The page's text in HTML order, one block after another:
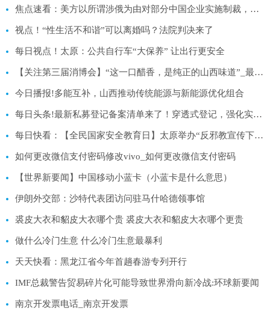
焦点速看：美方以所谓涉俄为由对部分中国企业实施制裁，商务部回应
视点！“性生活不和谐”可以离婚吗？法院判决来了
每日视点！太原：公共自行车“大保养” 让出行更安全
【关注第三届消博会】“这一口醋香，是纯正的山西味道”_最资讯
今日播报!多能互补，山西推动传统能源与新能源优化组合
每日头条!最新私募登记备案清单来了！穿透式登记，强化实控人管理
每日快看：【全民国家安全教育日】太原举办“反邪教宣传下基层入乡村”主题活动
如何更改微信支付密码修改vivo_如何更改微信支付密码
【世界新要闻】中国移动小蓝卡（小蓝卡是什么意思）
伊朗外交部：沙特代表团访问驻马什哈德领事馆
裘皮大衣和貂皮大衣哪个贵 裘皮大衣和貂皮大衣哪个更贵
做什么冷门生意 什么冷门生意最暴利
天天快看：黑龙江省今年首趟春游专列开行
IMF总裁警告贸易碎片化可能导致世界滑向新冷战:环球新要闻
南京开发票电话_南京开发票